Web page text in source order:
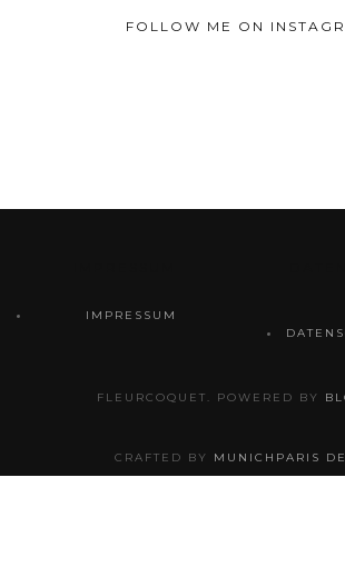
FOLLOW ME ON
IMPRESSUM
FLEURCOQUET. POWERED BY
CRAFTED BY MUNICHPARIS